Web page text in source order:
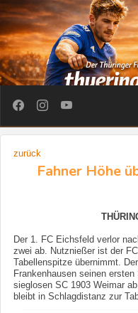
zurück
Fahner Höhe
Der 1. FC Eichsfeld verlor
zwei ab. Nutznießer ist der
Tabellenspitze übernimmt.
Frankenhausen seinen
sieglosen SC 1903 Weimar
bleibt in Schlagdistanz zur